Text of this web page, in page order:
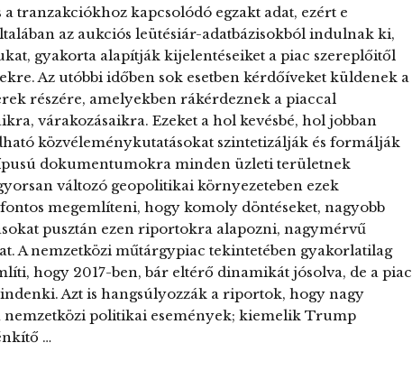
tranzakciókhoz kapcsolódó egzakt adat, ezért e
az aukciós leütésiár-adatbázisokból indulnak ki,
gyakorta alapítják kijelentéseiket a piac szereplőitől
Az utóbbi időben sok esetben kérdőíveket küldenek a
részére, amelyekben rákérdeznek a piaccal
várakozásaikra. Ezeket a hol kevésbé, hol jobban
közvéleménykutatásokat szintetizálják és formálják
dokumentumokra minden üzleti területnek
változó geopolitikai környezeteben ezek
megemlíteni, hogy komoly döntéseket, nagyobb
pusztán ezen riportokra alapozni, nagymérvű
A nemzetközi műtárgypiac tekintetében gyakorlatilag
hogy 2017-ben, bár eltérő dinamikát jósolva, de a piac
Azt is hangsúlyozzák a riportok, hogy nagy
nemzetközi politikai események; kiemelik Trump
…